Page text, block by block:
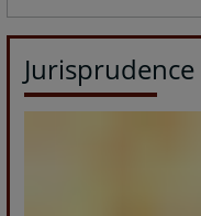
Jurisprudence